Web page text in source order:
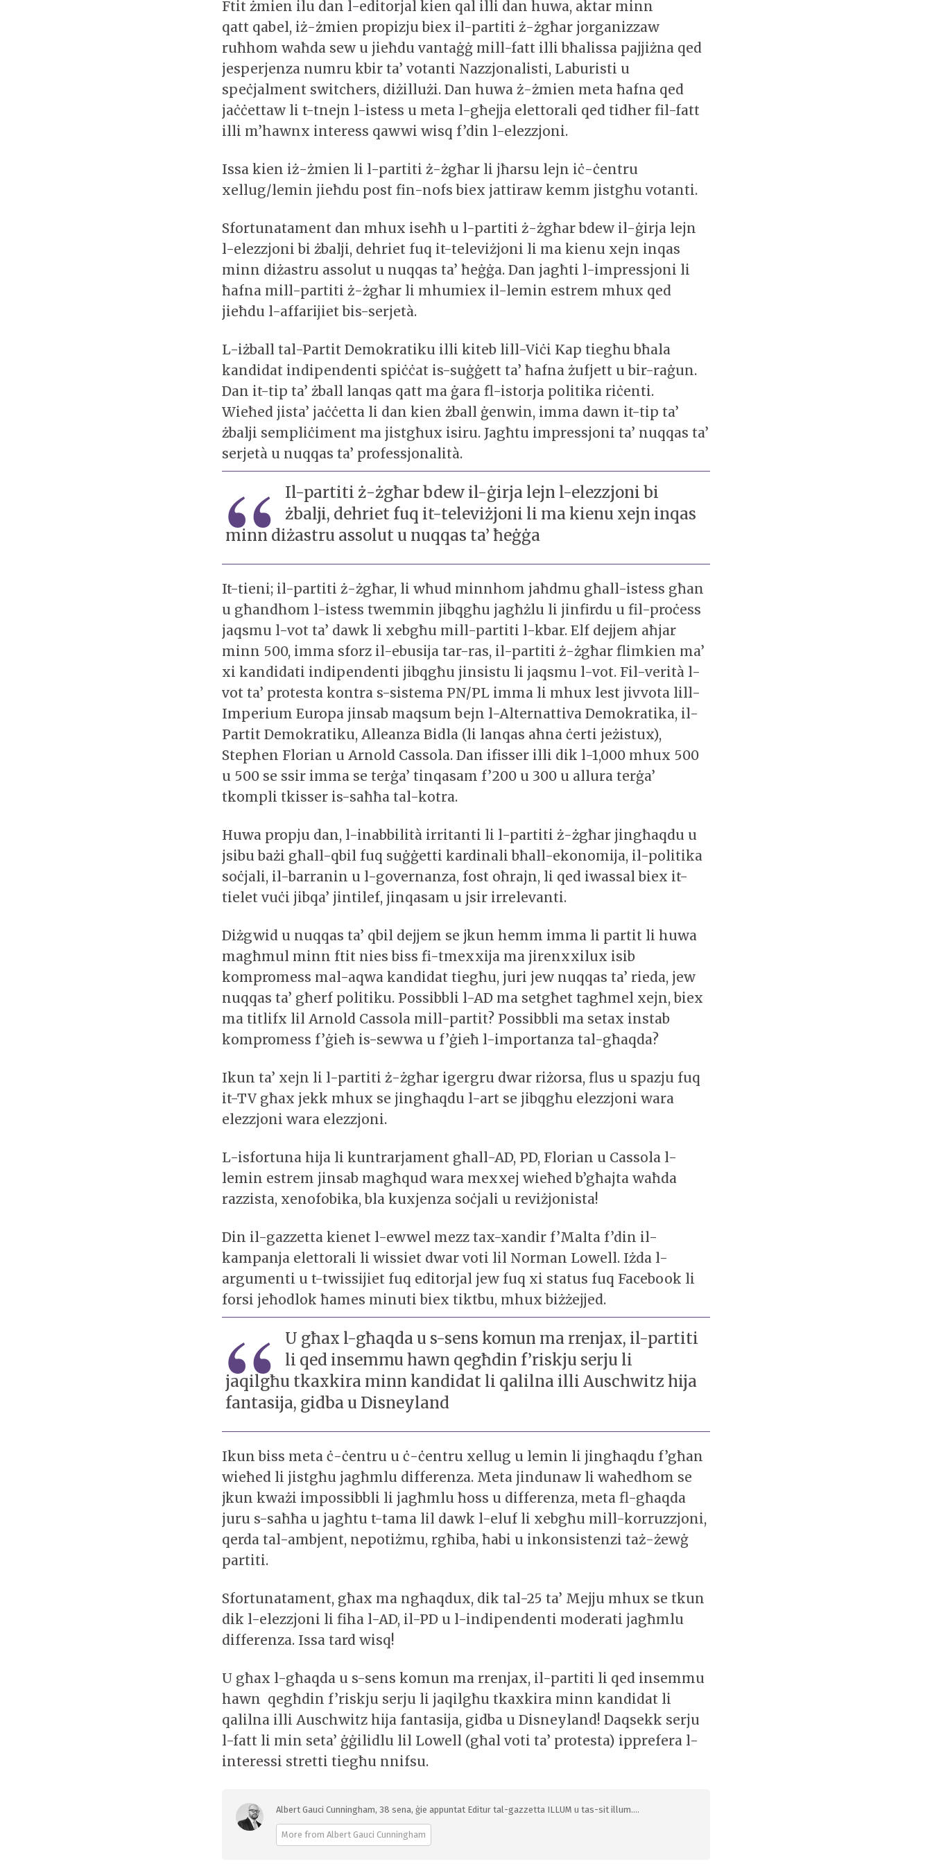
Ftit żmien ilu dan l-editorjal kien qal illi dan huwa, aktar minn
qatt qabel, iż-żmien propizju biex il-partiti ż-żgħar jorganizzaw
ruħhom waħda sew u jieħdu vantaġġ mill-fatt illi bħalissa pajjiżna qed
jesperjenza numru kbir ta’ votanti Nazzjonalisti, Laburisti u
speċjalment switchers, diżillużi. Dan huwa ż-żmien meta ħafna qed
jaċċettaw li t-tnejn l-istess u meta l-għejja elettorali qed tidher fil-fatt
illi m’hawnx interess qawwi wisq f’din l-elezzjoni.
Issa kien iż-żmien li l-partiti ż-żgħar li jħarsu lejn iċ-ċentru
xellug/lemin jieħdu post fin-nofs biex jattiraw kemm jistgħu votanti.
Sfortunatament dan mhux iseħħ u l-partiti ż-żgħar bdew il-ġirja lejn
l-elezzjoni bi żbalji, dehriet fuq it-televiżjoni li ma kienu xejn inqas
minn diżastru assolut u nuqqas ta’ ħeġġa. Dan jagħti l-impressjoni li
ħafna mill-partiti ż-żgħar li mhumiex il-lemin estrem mhux qed
jieħdu l-affarijiet bis-serjetà.
L-iżball tal-Partit Demokratiku illi kiteb lill-Viċi Kap tiegħu bħala
kandidat indipendenti spiċċat is-suġġett ta’ ħafna żufjett u bir-raġun.
Dan it-tip ta’ żball lanqas qatt ma ġara fl-istorja politika riċenti.
Wieħed jista’ jaċċetta li dan kien żball ġenwin, imma dawn it-tip ta’
żbalji sempliċiment ma jistgħux isiru. Jagħtu impressjoni ta’ nuqqas ta’
serjetà u nuqqas ta’ professjonalità.
Il-partiti ż-żgħar bdew il-ġirja lejn l-elezzjoni bi
żbalji, dehriet fuq it-televiżjoni li ma kienu xejn inqas
minn diżastru assolut u nuqqas ta’ ħeġġa
It-tieni; il-partiti ż-żgħar, li wħud minnhom jaħdmu għall-istess għan
u għandhom l-istess twemmin jibqgħu jagħżlu li jinfirdu u fil-proċess
jaqsmu l-vot ta’ dawk li xebgħu mill-partiti l-kbar. Elf dejjem aħjar
minn 500, imma sforz il-ebusija tar-ras, il-partiti ż-żgħar flimkien ma’
xi kandidati indipendenti jibqgħu jinsistu li jaqsmu l-vot. Fil-verità l-
vot ta’ protesta kontra s-sistema PN/PL imma li mhux lest jivvota lill-
Imperium Europa jinsab maqsum bejn l-Alternattiva Demokratika, il-
Partit Demokratiku, Alleanza Bidla (li lanqas aħna ċerti jeżistux),
Stephen Florian u Arnold Cassola. Dan ifisser illi dik l-1,000 mhux 500
u 500 se ssir imma se terġa’ tinqasam f’200 u 300 u allura terġa’
tkompli tkisser is-saħħa tal-kotra.
Huwa propju dan, l-inabbilità irritanti li l-partiti ż-żgħar jingħaqdu u
jsibu bażi għall-qbil fuq suġġetti kardinali bħall-ekonomija, il-politika
soċjali, il-barranin u l-governanza, fost oħrajn, li qed iwassal biex it-
tielet vuċi jibqa’ jintilef, jinqasam u jsir irrelevanti.
Diżgwid u nuqqas ta’ qbil dejjem se jkun hemm imma li partit li huwa
magħmul minn ftit nies biss fi-tmexxija ma jirenxxilux isib
kompromess mal-aqwa kandidat tiegħu, juri jew nuqqas ta’ rieda, jew
nuqqas ta’ għerf politiku. Possibbli l-AD ma setgħet tagħmel xejn, biex
ma titlifx lil Arnold Cassola mill-partit? Possibbli ma setax instab
kompromess f’ġieħ is-sewwa u f’ġieħ l-importanza tal-għaqda?
Ikun ta’ xejn li l-partiti ż-żgħar igergru dwar riżorsa, flus u spazju fuq
it-TV għax jekk mhux se jingħaqdu l-art se jibqgħu elezzjoni wara
elezzjoni wara elezzjoni.
L-isfortuna hija li kuntrarjament għall-AD, PD, Florian u Cassola l-
lemin estrem jinsab magħqud wara mexxej wieħed b’għajta waħda
razzista, xenofobika, bla kuxjenza soċjali u reviżjonista!
Din il-gazzetta kienet l-ewwel mezz tax-xandir f’Malta f’din il-
kampanja elettorali li wissiet dwar voti lil Norman Lowell. Iżda l-
argumenti u t-twissijiet fuq editorjal jew fuq xi status fuq Facebook li
forsi jeħodlok ħames minuti biex tiktbu, mhux biżżejjed.
U għax l-għaqda u s-sens komun ma rrenjax, il-partiti
li qed insemmu hawn qegħdin f’riskju serju li
jaqilgħu tkaxkira minn kandidat li qalilna illi Auschwitz hija
fantasija, gidba u Disneyland
Ikun biss meta ċ-ċentru u ċ-ċentru xellug u lemin li jingħaqdu f’għan
wieħed li jistgħu jagħmlu differenza. Meta jindunaw li waħedhom se
jkun kważi impossibbli li jagħmlu ħoss u differenza, meta fl-għaqda
juru s-saħħa u jagħtu t-tama lil dawk l-eluf li xebgħu mill-korruzzjoni,
qerda tal-ambjent, nepotiżmu, rgħiba, ħabi u inkonsistenzi taż-żewġ
partiti.
Sfortunatament, għax ma ngħaqdux, dik tal-25 ta’ Mejju mhux se tkun
dik l-elezzjoni li fiha l-AD, il-PD u l-indipendenti moderati jagħmlu
differenza. Issa tard wisq!
U għax l-għaqda u s-sens komun ma rrenjax, il-partiti li qed insemmu
hawn qegħdin f’riskju serju li jaqilgħu tkaxkira minn kandidat li
qalilna illi Auschwitz hija fantasija, gidba u Disneyland! Daqsekk serju
l-fatt li min seta’ ġġilidlu lil Lowell (għal voti ta’ protesta) ipprefera l-
interessi stretti tiegħu nnifsu.
Albert Gauci Cunningham, 38 sena, ġie appuntat Editur tal-gazzetta ILLUM u tas-sit illum....
More from Albert Gauci Cunningham